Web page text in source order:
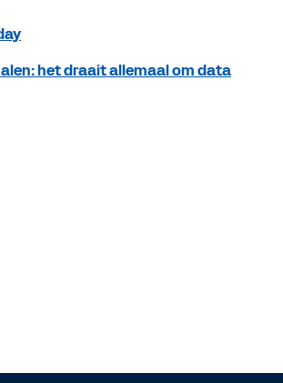
het draait allemaal om data